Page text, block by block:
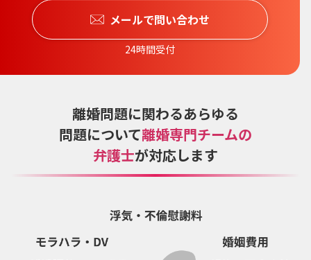
メールで問い合わせ
24時間受付
離婚問題に関わるあらゆる
問題について離婚専門チームの
弁護士が対応します